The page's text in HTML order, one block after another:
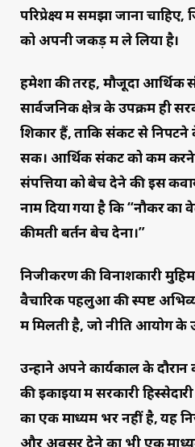
परिप्रेक्ष्य में समझा जाना
को अपनी जकड़ में ले लिया है।
हमेशा की तरह, मौजूदा आर्थिक
सार्वजनिक क्षेत्र के उपक्रम ही
शिकार हैं, ताकि संकट से
सकें। आर्थिक संकट को कम करने
संपत्तियों को बेच देने की इस
नाम दिया गया है कि “नौकर
कीमती बर्तन बेच देना।”
निजीकरण की विनाशकारी
वैचारिक पहलुओं की स्पष्ट
में मिलती है, जो नीति आयोग के
उन्होंने अपने कार्यकाल के दौरान
की इकाइयों में सरकारी
का एक माध्यम भर नहीं है, यह
और अवसर देने का भी एक